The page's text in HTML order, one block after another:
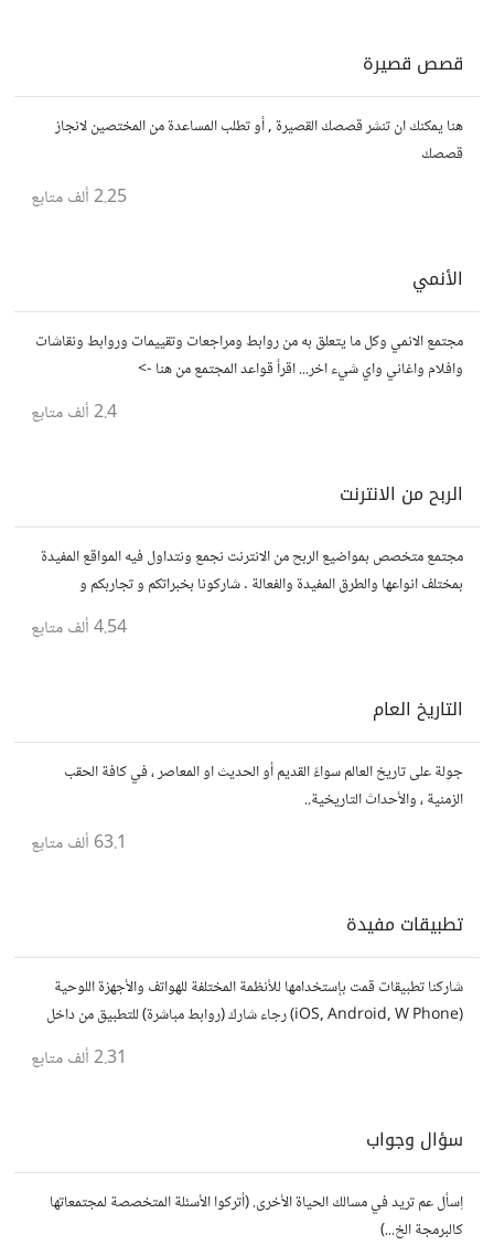
قصص قصيرة
هنا يمكنك ان تنشر قصصك القصيرة , أو تطلب المساعدة من المختصين لانجاز
قصصك
2.25 ألف متابع
الأنمي
مجتمع الانمي وكل ما يتعلق به من روابط ومراجعات وتقييمات وروابط ونقاشات
وافلام واغاني واي شيء اخر... اقرأ قواعد المجتمع من هنا ->
2.4 ألف متابع
الربح من الانترنت
مجتمع متخصص بمواضيع الربح من الانترنت نجمع ونتداول فيه المواقع المفيدة
بمختلف انواعها والطرق المفيدة والفعالة . شاركونا بخبراتكم و تجاربكم و
4.54 ألف متابع
التاريخ العام
جولة على تاريخ العالم سواءً القديم أو الحديث او المعاصر ، في كافة الحقب
الزمنية ، والأحداث التاريخية..
63.1 ألف متابع
تطبيقات مفيدة
شاركنا تطبيقات قمت بإستخدامها للأنظمة المختلفة للهواتف والأجهزة اللوحية
(iOS, Android, W Phone) رجاء شارك (روابط مباشرة) للتطبيق من داخل
المتجر..إلا في حالة وجود عدة تطبيقات أو شرح مطول شاركها كموضوع
2.31 ألف متابع
سؤال وجواب
اِسأل عم تريد في مسالك الحياة الأخرى. (أتركوا الأسئلة المتخصصة لمجتمعاتها
كالبرمجة الخ...)